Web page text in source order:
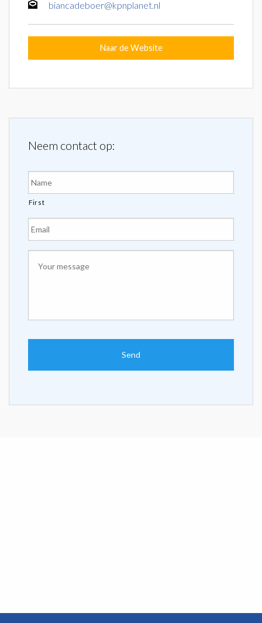
biancadeboer@kpnplanet.nl
Naar de Website
Neem contact op:
First
mailadres
bericht *